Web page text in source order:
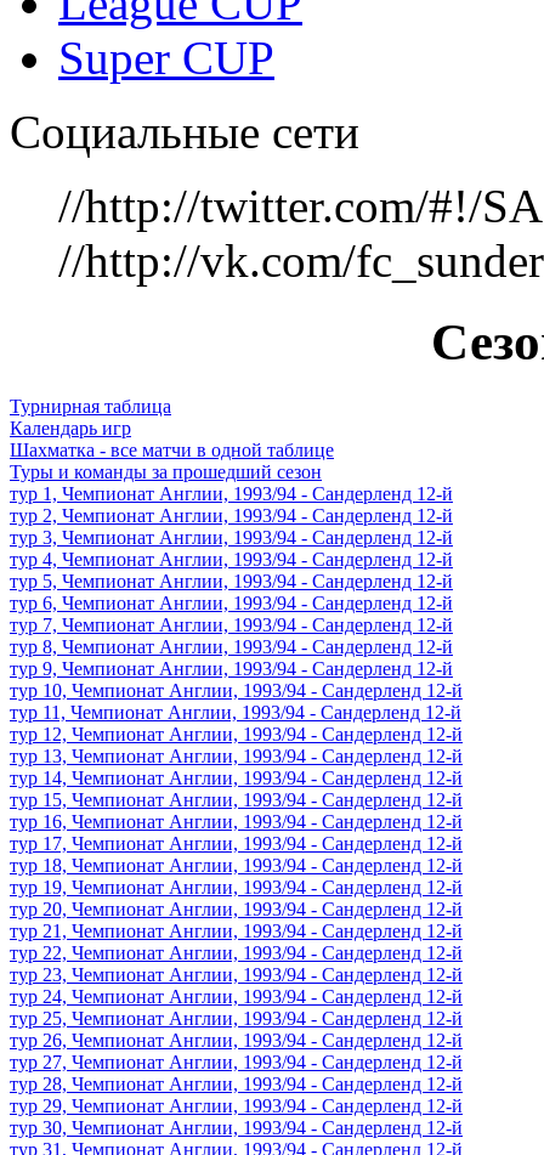
Super CUP
Социальные сети
//http://twitter.com/#!/
//http://vk.com/
Турнирная таблица
Календарь игр
Шахматка - все матчи в одной таблице
Туры и команды за прошедший сезон
тур 1, Чемпионат Англии, 1993/94 - Сандерленд 12-й
тур 2, Чемпионат Англии, 1993/94 - Сандерленд 12-й
тур 3, Чемпионат Англии, 1993/94 - Сандерленд 12-й
тур 4, Чемпионат Англии, 1993/94 - Сандерленд 12-й
тур 5, Чемпионат Англии, 1993/94 - Сандерленд 12-й
тур 6, Чемпионат Англии, 1993/94 - Сандерленд 12-й
тур 7, Чемпионат Англии, 1993/94 - Сандерленд 12-й
тур 8, Чемпионат Англии, 1993/94 - Сандерленд 12-й
тур 9, Чемпионат Англии, 1993/94 - Сандерленд 12-й
тур 10, Чемпионат Англии, 1993/94 - Сандерленд 12-й
тур 11, Чемпионат Англии, 1993/94 - Сандерленд 12-й
тур 12, Чемпионат Англии, 1993/94 - Сандерленд 12-й
тур 13, Чемпионат Англии, 1993/94 - Сандерленд 12-й
тур 14, Чемпионат Англии, 1993/94 - Сандерленд 12-й
тур 15, Чемпионат Англии, 1993/94 - Сандерленд 12-й
тур 16, Чемпионат Англии, 1993/94 - Сандерленд 12-й
тур 17, Чемпионат Англии, 1993/94 - Сандерленд 12-й
тур 18, Чемпионат Англии, 1993/94 - Сандерленд 12-й
тур 19, Чемпионат Англии, 1993/94 - Сандерленд 12-й
тур 20, Чемпионат Англии, 1993/94 - Сандерленд 12-й
тур 21, Чемпионат Англии, 1993/94 - Сандерленд 12-й
тур 22, Чемпионат Англии, 1993/94 - Сандерленд 12-й
тур 23, Чемпионат Англии, 1993/94 - Сандерленд 12-й
тур 24, Чемпионат Англии, 1993/94 - Сандерленд 12-й
тур 25, Чемпионат Англии, 1993/94 - Сандерленд 12-й
тур 26, Чемпионат Англии, 1993/94 - Сандерленд 12-й
тур 27, Чемпионат Англии, 1993/94 - Сандерленд 12-й
тур 28, Чемпионат Англии, 1993/94 - Сандерленд 12-й
тур 29, Чемпионат Англии, 1993/94 - Сандерленд 12-й
тур 30, Чемпионат Англии, 1993/94 - Сандерленд 12-й
тур 31, Чемпионат Англии, 1993/94 - Сандерленд 12-й